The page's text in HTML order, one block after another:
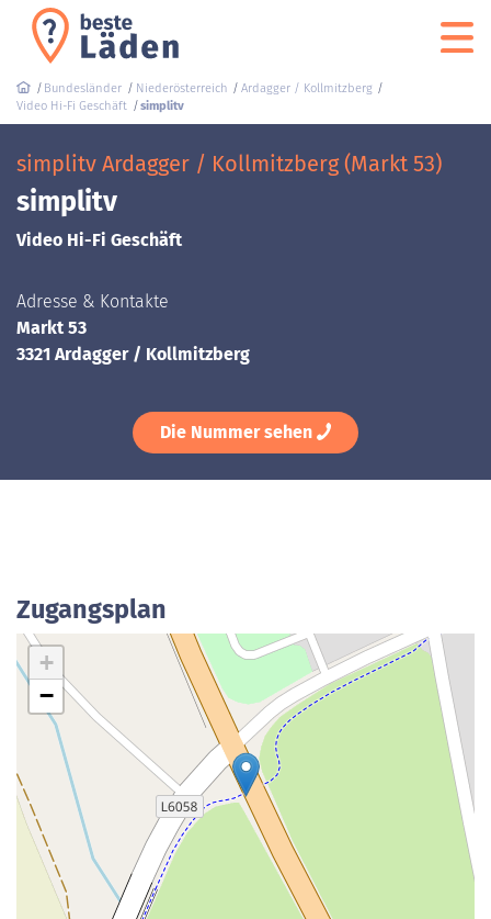
Bundesländer Niederösterreich
Ardagger / Kollmitzberg
Video Hi-Fi Geschäft
simplitv
simplitv Ardagger / Kollmitzberg (Markt 53)
simplitv
Video Hi-Fi Geschäft
Adresse & Kontakte
Markt 53
3321 Ardagger / Kollmitzberg
Die Nummer sehen
Zugangsplan
+
−